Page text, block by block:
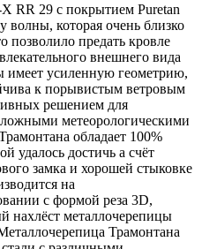
RR 29 с покрытием Puretan
которая очень близко
позволило предать кровле
внешнего вида
имеет усиленную геометрию,
к порывистым ветровым
решением для
метеорологическими
обладает 100%
удалось достичь а счёт
замка и хорошей стыковке
на
с формой реза 3D,
нахлёст металлочерепицы
Трамонтана